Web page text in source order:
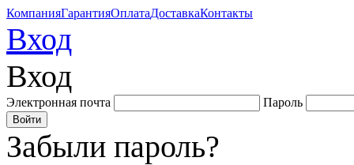
КомпанияГарантияОплатаДоставкаКонтакты
Вход
Вход
Электронная почта Пароль
Забыли пароль?